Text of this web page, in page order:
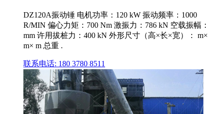
DZ120A振动锤 电机功率：120 kW 振动频率：1000
R/MIN 偏心力矩：700 Nm 激振力：786 kN 空载振幅：
mm 许用拔桩力：400 kN 外形尺寸（高×长×宽）： m×
m× m 总重 .
联系电话: 180 3780 8511